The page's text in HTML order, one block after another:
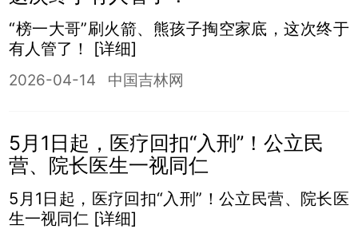
“榜一大哥”刷火箭、熊孩子掏空家底，这次终于
有人管了！ [详细]
2026-04-14 中国吉林网
5月1日起，医疗回扣“入刑”！公立民
营、院长医生一视同仁
5月1日起，医疗回扣“入刑”！公立民营、院长医
生一视同仁 [详细]